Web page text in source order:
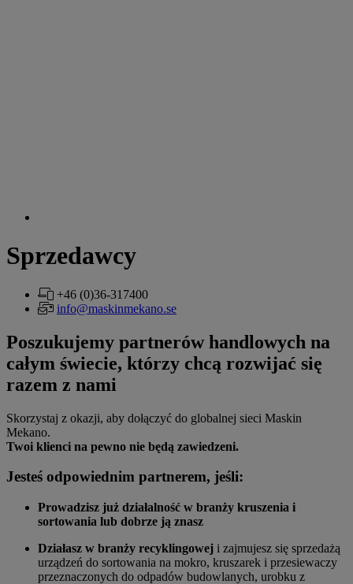
Sprzedawcy
+46 (0)36-317400
info@maskinmekano.se
Poszukujemy partnerów handlowych na
całym świecie, którzy chcą rozwijać się
razem z nami
Skorzystaj z okazji, aby dołączyć do globalnej sieci Maskin
Mekano.
Twoi klienci na pewno nie będą zawiedzeni.
Jesteś odpowiednim partnerem, jeśli:
Prowadzisz już działalność w branży kruszenia i
sortowania lub dobrze ją znasz
Działasz w branży recyklingowej i zajmujesz się sprzedażą
urządzeń do sortowania na mokro, kruszarek i przesiewaczy
przeznaczonych do odpadów budowlanych, urobku z